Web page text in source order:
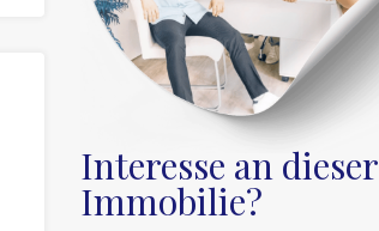
Interesse an dieser
Immobilie?